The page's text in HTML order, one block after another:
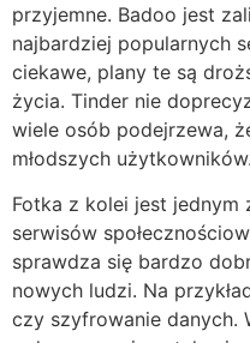
przyjemne. Badoo jest
najbardziej popularnych
ciekawe, plany te są
życia. Tinder nie
wiele osób podejrzewa,
młodszych użytkowników.
Fotka z kolei jest jednym
serwisów
sprawdza się bardzo
nowych ludzi. Na
czy szyfrowanie danych.